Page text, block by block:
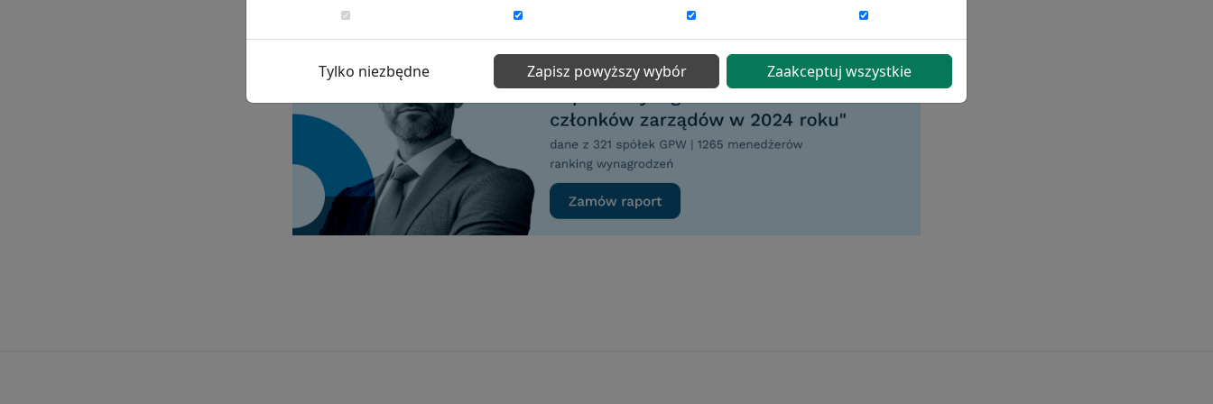
Tylko niezbędne Zapisz powyższy wybór Zaakceptuj wszystkie